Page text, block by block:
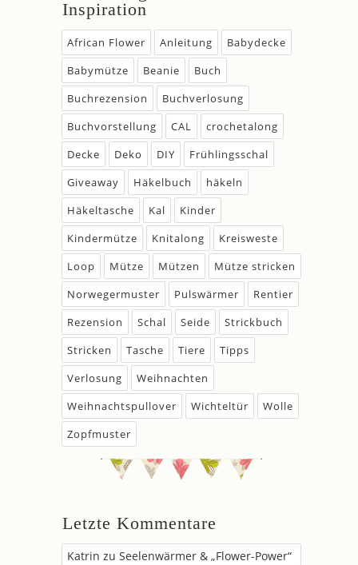
Inspiration
African Flower Anleitung
Babydecke
Babymütze
Beanie
Buch
Buchrezension
Buchverlosung
Buchvorstellung
CAL
crochetalong
Decke
Deko DIY
Frühlingsschal
Giveaway
Häkelbuch
häkeln
Häkeltasche
Kal
Kinder
Kindermütze
Knitalong
Kreisweste
Loop
Mütze Mützen
Mütze stricken
Norwegermuster
Pulswärmer
Rentier
Rezension
Schal Seide
Strickbuch
Stricken
Tasche Tiere
Tipps
Verlosung
Weihnachten
Weihnachtspullover
Wichteltür
Wolle
Zopfmuster
Letzte Kommentare
Katrin zu Seelenwärmer & „Flower-Power“